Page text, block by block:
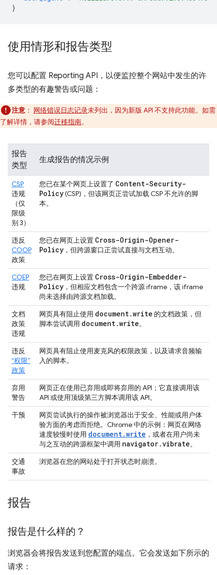
}
使用情形和报告类型
您可以配置 Reporting API，以便监控整个网站中发生的许
多类型的有趣警告或问题：
注意 ： 网络错误日志记录未列出，因为新版 API 不支持此功能。如需
了解详情，请参阅迁移指南。
报告
类型
生成报告的情况示例
CSP
违规
（仅
限级
别 3）
您已在某个网页上设置了 Content-Security-
Policy(CSP)，但该网页正尝试加载 CSP 不允许的脚
本。
违反
COOP
政策
您已在网页上设置 Cross-Origin-Opener-
Policy ，但跨源窗口正尝试直接与文档互动。
COEP
违规
您已在网页上设置 Cross-Origin-Embedder-
Policy ，但相应文档包含一个跨源 iframe，该 iframe
尚未选择由跨源文档加载。
文档
政策
违规
网页具有阻止使用 document .write 的文档政策，但
脚本尝试调用 document .write。
违反
“权限”
政策
网页具有阻止使用麦克风的权限政策，以及请求音频输
入的脚本。
弃用
警告
网页正在使用已弃用或即将弃用的 API；它直接调用该
API 或使用顶级第三方脚本调用该 API。
干预
网页尝试执行的操作被浏览器出于安全、性能或用户体
验方面的考虑而拒绝。Chrome 中的示例：网页在网络
速度较慢时使用 document.write ，或者在用户尚未
与之互动的跨源框架中调用 navigator.vibrate。
交通
事故
浏览器在您的网站处于打开状态时崩溃。
报告
报告是什么样的？
浏览器会将报告发送到您配置的端点。它会发送如下所示的
请求：